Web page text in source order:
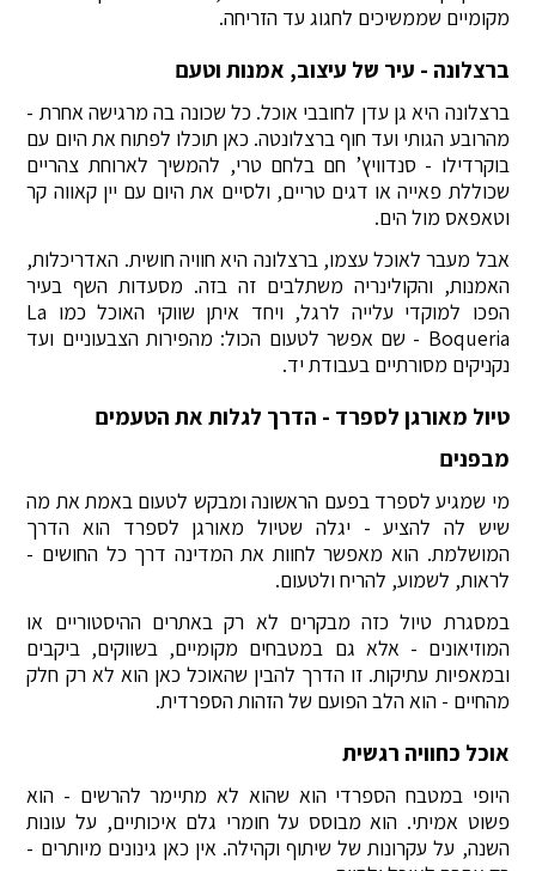
מקומיים שממשיכים לחגוג עד הזריחה.
ברצלונה - עיר של עיצוב, אמנות וטעם
ברצלונה היא גן עדן לחובבי אוכל. כל שכונה בה מרגישה אחרת -
מהרובע הגותי ועד חוף ברצלונטה. כאן תוכלו לפתוח את היום עם
בוקרדילו - סנדוויץ’ חם בלחם טרי, להמשיך לארוחת צהריים
שכוללת פאייה או דגים טריים, ולסיים את היום עם יין קאווה קר
וטאפאס מול הים.
אבל מעבר לאוכל עצמו, ברצלונה היא חוויה חושית. האדריכלות,
האמנות, והקולינריה משתלבים זה בזה. מסעדות השף בעיר
הפכו למוקדי עלייה לרגל, ויחד איתן שווקי האוכל כמו La
Boqueria - שם אפשר לטעום הכול: מהפירות הצבעוניים ועד
נקניקים מסורתיים בעבודת יד.
טיול מאורגן לספרד - הדרך לגלות את הטעמים
מבפנים
מי שמגיע לספרד בפעם הראשונה ומבקש לטעום באמת את מה
שיש לה להציע - יגלה שטיול מאורגן לספרד הוא הדרך
המושלמת. הוא מאפשר לחוות את המדינה דרך כל החושים -
לראות, לשמוע, להריח ולטעום.
במסגרת טיול כזה מבקרים לא רק באתרים ההיסטוריים או
המוזיאונים - אלא גם במטבחים מקומיים, בשווקים, ביקבים
ובמאפיות עתיקות. זו הדרך להבין שהאוכל כאן הוא לא רק חלק
מהחיים - הוא הלב הפועם של הזהות הספרדית.
אוכל כחוויה רגשית
היופי במטבח הספרדי הוא שהוא לא מתיימר להרשים - הוא
פשוט אמיתי. הוא מבוסס על חומרי גלם איכותיים, על עונות
השנה, על עקרונות של שיתוף וקהילה. אין כאן גינונים מיותרים -